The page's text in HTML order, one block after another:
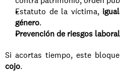
Estatuto de la víctima,
género.
Prevención de riesgos
Si acortas tiempo, este
cojo.